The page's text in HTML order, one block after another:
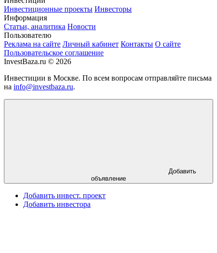
Инвестиционные проекты Инвесторы
Информация
Статьи, аналитика Новости
Пользователю
Реклама на сайте Личный кабинет Контакты О сайте
Пользовательское соглашение
InvestBaza.ru © 2026
Инвестиции в Москве. По всем вопросам отправляйте письма
на info@investbaza.ru.
Добавить
объявление
Добавить инвест. проект
Добавить инвестора